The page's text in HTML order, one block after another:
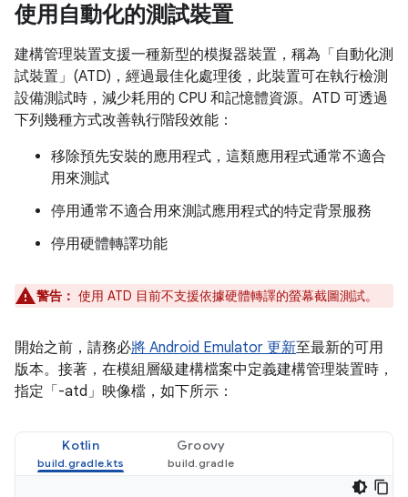
使用自動化的測試裝置
建構管理裝置支援一種新型的模擬器裝置，稱為「自動化測
試裝置」(ATD)，經過最佳化處理後，此裝置可在執行檢測
設備測試時，減少耗用的 CPU 和記憶體資源。ATD 可透過
下列幾種方式改善執行階段效能：
移除預先安裝的應用程式，這類應用程式通常不適合
用來測試
停用通常不適合用來測試應用程式的特定背景服務
停用硬體轉譯功能
警告： 使用 ATD 目前不支援依據硬體轉譯的螢幕截圖測試。
開始之前，請務必將 Android Emulator 更新至最新的可用
版本。接著，在模組層級建構檔案中定義建構管理裝置時，
指定「-atd」映像檔，如下所示：
Kotlin Groovy